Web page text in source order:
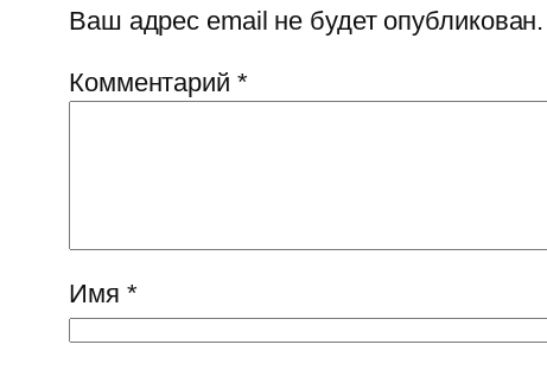
Ваш адрес email не будет опубликован.
Комментарий *
Имя *